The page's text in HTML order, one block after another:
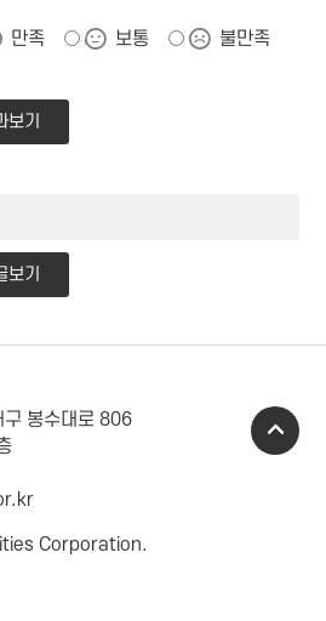
만족 보통
불만족
보기
보기
구 봉수대로 806
Corporation.